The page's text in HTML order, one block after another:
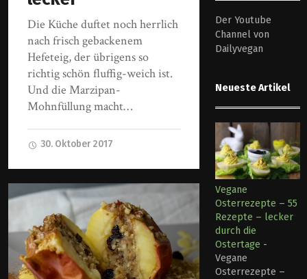
Die Küche duftet noch herrlich
nach frisch gebackenem
Hefeteig, der übrigens so
richtig schön fluffig-weich ist.
Und die Marzipan-
Mohnfüllung macht…
30. Oktober 2017
Der Youtube
Channel von
Dailyvegan
Neueste Artikel
Vegane
Osterrezepte – 55
Rezepte – lecker
durch die
Ostertage -
Vegane
Osterrezepte –